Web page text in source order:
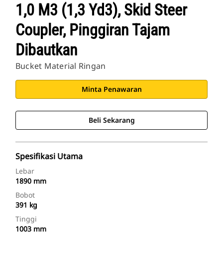
1,0 M3 (1,3 Yd3), Skid Steer
Coupler, Pinggiran Tajam
Dibautkan
Bucket Material Ringan
Minta Penawaran
Beli Sekarang
Spesifikasi Utama
Lebar
1890 mm
Bobot
391 kg
Tinggi
1003 mm